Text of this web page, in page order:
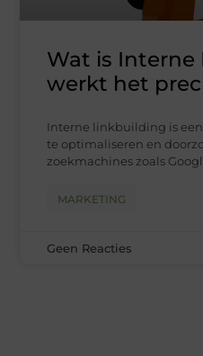
Wat is
werkt het
Interne linkbuilding is
te optimaliseren en
zoekmachines zoals
MARKETING
Geen Reacties